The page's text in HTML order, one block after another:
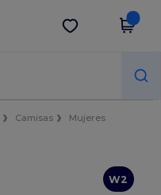
Descargar app
Camisas
Mujeres
W2